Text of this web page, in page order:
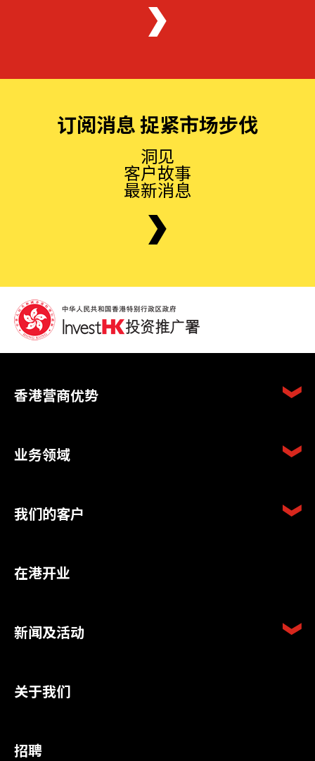
订阅消息 捉紧市场步伐
洞见
客户故事
最新消息
香港营商优势
业务领域
我们的客户
在港开业
新闻及活动
关于我们
招聘